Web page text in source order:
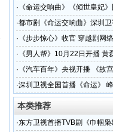
· 《命运交响曲》《倾世皇妃
·都市剧《命运交响曲》深圳
· 《步步惊心》收官 穿越剧网
· 《男人帮》10月22日开播 黄
手
· 《汽车百年》央视开播 《故
·深圳卫视全国首播《命运》
本类推荐
·东方卫视首播TVB剧《巾帼枭